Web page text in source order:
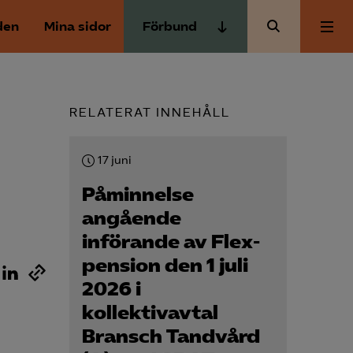
Mina sidor Förbund
Almega Utbildning
Medie­företagen
Säkerhets­företagen
Tåg­företagen
Vård­företagarna
Medlemskapet
Mina sidor
Kontakt
RELATERAT INNEHÅLL
17 juni
Påminnelse
angående
införande av Flex­
pension den 1 juli
2026 i
kollektivavtal
Bransch Tandvård